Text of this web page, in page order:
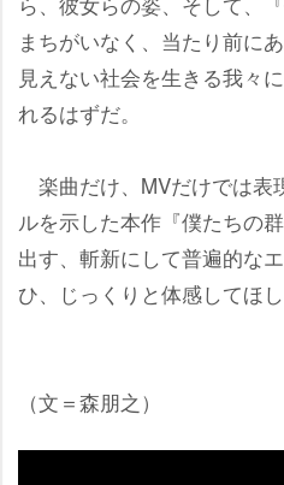
まちがいなく、当たり前に
見えない社会を生きる我々
れるはずだ。
楽曲だけ、MVだけでは表
ルを示した本作『僕たちの
出す、斬新にして普遍的な
ひ、じっくりと体感してほし
（文＝森朋之）